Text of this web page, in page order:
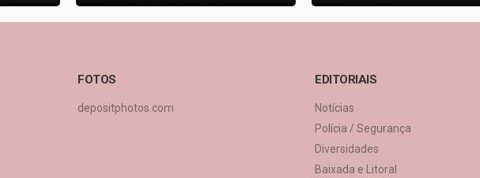
FOTOS
depositphotos.com
EDITORIAIS
Notícias
Polícia / Segurança
Diversidades
Baixada e Litoral